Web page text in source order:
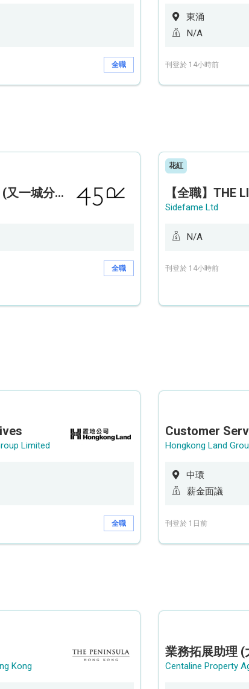
全職
東涌
N/A
刊登於 14小時前
【全職】45R (又一城分店) Sales Operation Assistant 銷售營運助理【永久保證佣金+新人獎金$3,000】
全職
花紅
Sidefame Ltd
N/A
刊登於 14小時前
Limited
全職
Hongkong Land
中環
薪金面議
刊登於 1日前
Kong Centaline Property